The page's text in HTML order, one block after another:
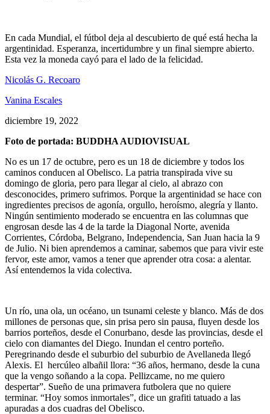
En cada Mundial, el fútbol deja al descubierto de qué está hecha la
argentinidad. Esperanza, incertidumbre y un final siempre abierto.
Esta vez la moneda cayó para el lado de la felicidad.
Nicolás G. Recoaro
Vanina Escales
diciembre 19, 2022
Foto de portada: BUDDHA AUDIOVISUAL
No es un 17 de octubre, pero es un 18 de diciembre y todos los
caminos conducen al Obelisco. La patria transpirada vive su
domingo de gloria, pero para llegar al cielo, al abrazo con
desconocides, primero sufrimos. Porque la argentinidad se hace con
ingredientes precisos de agonía, orgullo, heroísmo, alegría y llanto.
Ningún sentimiento moderado se encuentra en las columnas que
engrosan desde las 4 de la tarde la Diagonal Norte, avenida
Corrientes, Córdoba, Belgrano, Independencia, San Juan hacia la 9
de Julio. Ni bien aprendemos a caminar, sabemos que para vivir este
fervor, este amor, vamos a tener que aprender otra cosa: a alentar.
Así entendemos la vida colectiva.
Un río, una ola, un océano, un tsunami celeste y blanco. Más de dos
millones de personas que, sin prisa pero sin pausa, fluyen desde los
barrios porteños, desde el Conurbano, desde las provincias, desde el
cielo con diamantes del Diego. Inundan el centro porteño.
Peregrinando desde el suburbio del suburbio de Avellaneda llegó
Alexis. El hercúleo albañil llora: “36 años, hermano, desde la cuna
que la vengo soñando a la copa. Pellizcame, no me quiero
despertar”. Sueño de una primavera futbolera que no quiere
terminar. “Hoy somos inmortales”, dice un grafiti tatuado a las
apuradas a dos cuadras del Obelisco.